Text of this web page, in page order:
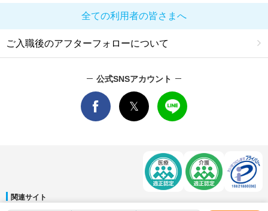
全ての利用者の皆さまへ
ご入職後のアフターフォローについて
公式SNSアカウント
関連サイト
マイナビDOCTOR│マイナビ看護師│マイナビ薬剤師│マイナビ保育士